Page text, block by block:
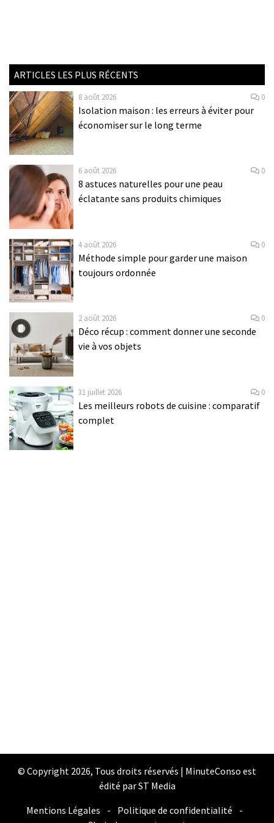
ARTICLES LES PLUS RÉCENTS
8 août 2026 0
Isolation maison : les erreurs à éviter pour
économiser sur le long terme
6 août 2026 0
8 astuces naturelles pour une peau
éclatante sans produits chimiques
4 août 2026 0
Méthode simple pour garder une maison
toujours ordonnée
2 août 2026 0
Déco récup : comment donner une seconde
vie à vos objets
31 juillet 2026 0
Les meilleurs robots de cuisine : comparatif
complet
© Copyright 2026, Tous droits réservés | MinuteConso est
édité par ST Media
Mentions Légales
- Politique de confidentialité
-